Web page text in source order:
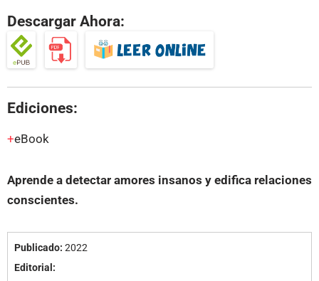
Descargar Ahora:
Ediciones:
eBook
Aprende a detectar amores insanos y edifica relaciones
conscientes.
Publicado: 2022
Editorial: